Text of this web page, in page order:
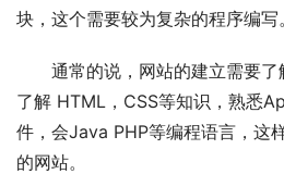
块，这个需要较为复杂的程序编写。
通常的说，网站的建立需要
了解 HTML，CSS等知识，熟悉
件，会Java PHP等编程语言，这
的网站。